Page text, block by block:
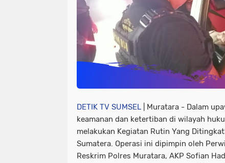
DETIK TV SUMSEL | Muratara - Dalam
keamanan dan ketertiban di wilayah
melakukan Kegiatan Rutin Yang
Sumatera. Operasi ini dipimpin oleh
Reskrim Polres Muratara, AKP Sofian